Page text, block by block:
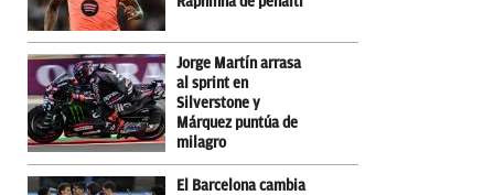
Jorge Martín arrasa
al sprint en
Silverstone y
Márquez puntúa de
milagro
El Barcelona cambia